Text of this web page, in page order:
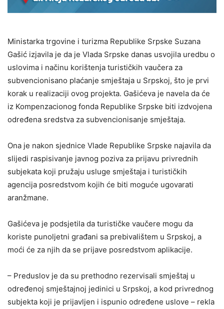
Ministarka trgovine i turizma Republike Srpske Suzana
Gašić izjavila je da je Vlada Srpske danas usvojila uredbu o
uslovima i načinu korištenja turističkih vaučera za
subvencionisano plaćanje smještaja u Srpskoj, što je prvi
korak u realizaciji ovog projekta. Gašićeva je navela da će
iz Kompenzacionog fonda Republike Srpske biti izdvojena
određena sredstva za subvencionisanje smještaja.
Ona je nakon sjednice Vlade Republike Srpske najavila da
slijedi raspisivanje javnog poziva za prijavu privrednih
subjekata koji pružaju usluge smještaja i turističkih
agencija posredstvom kojih će biti moguće ugovarati
aranžmane.
Gašićeva je podsjetila da turističke vaučere mogu da
koriste punoljetni građani sa prebivalištem u Srpskoj, a
moći će za njih da se prijave posredstvom aplikacije.
– Preduslov je da su prethodno rezervisali smještaj u
određenoj smještajnoj jedinici u Srpskoj, a kod privrednog
subjekta koji je prijavljen i ispunio određene uslove – rekla